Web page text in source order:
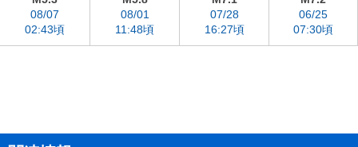
08/07
02:43頃
08/01
11:48頃
07/28
16:27頃
06/25
07:30頃